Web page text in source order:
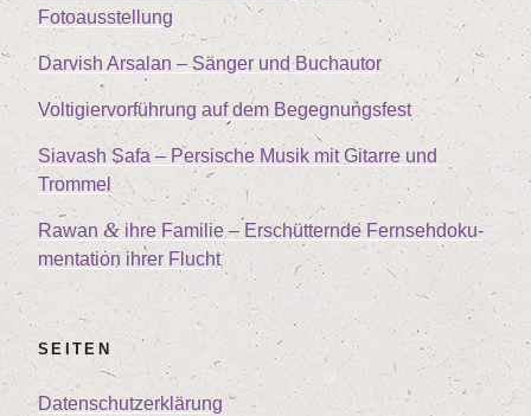
Fotoausstellung
Dar­vish Arsalan – Sän­ger und Buchautor
Vol­ti­gier­vor­füh­rung auf dem Begegnungsfest
Sia­vash Safa – Per­si­sche Musik mit Gitar­re und
Trommel
Rawan & ihre Fami­lie – Erschüt­tern­de Fern­seh­do­ku­
men­ta­ti­on ihrer Flucht
SEI­TEN
Daten­schutz­er­klä­rung